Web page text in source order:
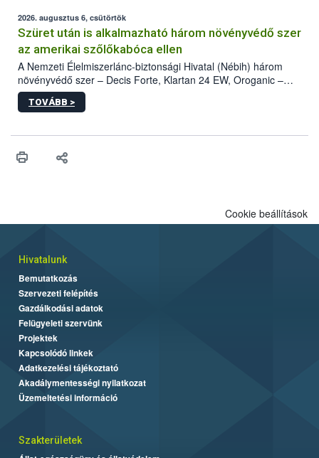
az intenzív felderítést, emellett az intézkedéseket a szlovák
hatósággal is összehangolják a terjedés megállítása érdekében.
2026. augusztus 6, csütörtök
Szüret után is alkalmazható három növényvédő szer
az amerikai szőlőkabóca ellen
A Nemzeti Élelmiszerlánc-biztonsági Hivatal (Nébih) három
növényvédő szer – Decis Forte, Klartan 24 EW, Oroganic –
engedélyokiratát módosította, így azok a szüretet követően,
egészen a vesszőérettség (BBCH 91) stádiumáig
érésű szőlőkben is legyen lehetőség a károsító elleni további
felhasználók számára is elérhető és ökológiai termesztésben is
TOVÁBB >
Cookie beállítások
Hivatalunk
Bemutatkozás
Szervezeti felépítés
Gazdálkodási adatok
Felügyeleti szervünk
Projektek
Kapcsolódó linkek
Adatkezelési tájékoztató
Akadálymentességi nyilatkozat
Üzemeltetési információ
Szakterületek